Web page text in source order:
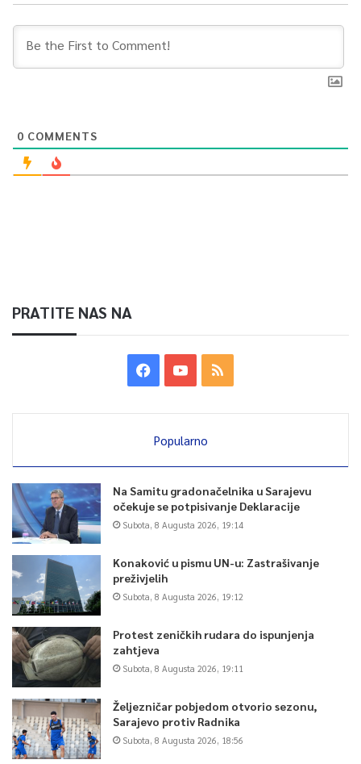
0 COMMENTS
PRATITE NAS NA
Popularno
Na Samitu gradonačelnika u Sarajevu
očekuje se potpisivanje Deklaracije
Subota, 8 Augusta 2026, 19:14
Konaković u pismu UN-u: Zastrašivanje
preživjelih
Subota, 8 Augusta 2026, 19:12
Protest zeničkih rudara do ispunjenja
zahtjeva
Subota, 8 Augusta 2026, 19:11
Željezničar pobjedom otvorio sezonu,
Sarajevo protiv Radnika
Subota, 8 Augusta 2026, 18:56